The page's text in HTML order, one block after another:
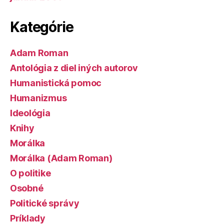
Kategórie
Adam Roman
Antológia z diel iných autorov
Humanistická pomoc
Humanizmus
Ideológia
Knihy
Morálka
Morálka (Adam Roman)
O politike
Osobné
Politické správy
Príklady